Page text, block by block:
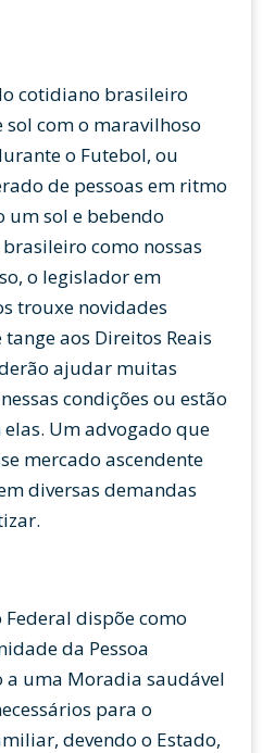
brasileiro
com o maravilhoso
o Futebol, ou
de pessoas em ritmo
sol e bebendo
como nossas
o legislador em
trouxe novidades
aos Direitos Reais
ajudar muitas
condições ou estão
Um advogado que
mercado ascendente
diversas demandas
dispõe como
da Pessoa
a uma Moradia saudável
para o
devendo o Estado,